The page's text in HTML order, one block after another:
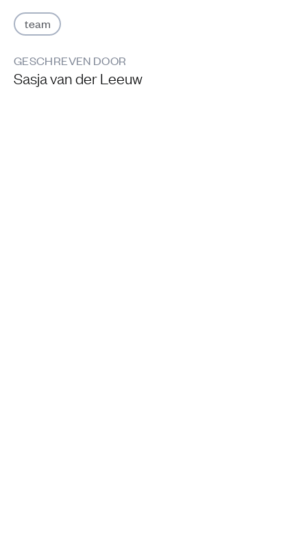
team
GESCHREVEN DOOR
Sasja van der Leeuw